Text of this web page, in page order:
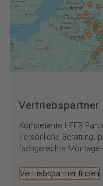
Vertriebspartner
Kompetente LEEB
Persönliche Beratung,
fachgerechte Montage
Vertriebspartner finden